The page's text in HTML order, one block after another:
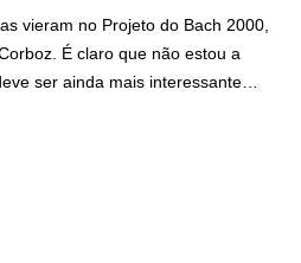
vieram no Projeto do Bach 2000,
É claro que não estou a
ser ainda mais interessante…